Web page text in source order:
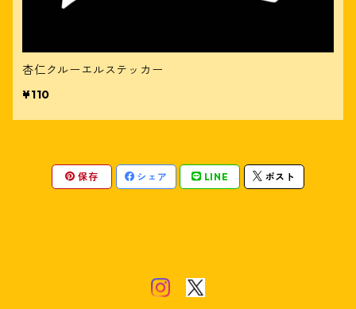
杏仁クルーエルステッカー
¥110
保存 シェア LINE ポスト